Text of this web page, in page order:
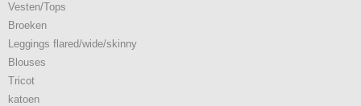
Vesten/Tops
Broeken
Leggings flared/wide/skinny
Blouses
Tricot
katoen